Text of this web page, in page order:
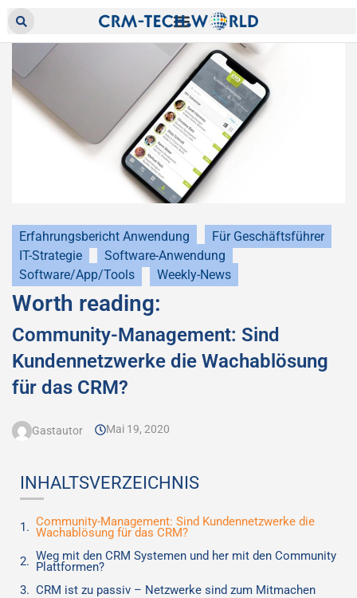
Erfahrungsbericht Anwendung
Für Geschäftsführer
IT-Strategie
Software-Anwendung
Software/App/Tools
Weekly-News
Worth reading:
Community-Management: Sind
Kundennetzwerke die Wachablösung
für das CRM?
Gastautor Mai 19, 2020
INHALTSVERZEICHNIS
Community-Management: Sind Kundennetzwerke die
Wachablösung für das CRM?
Weg mit den CRM Systemen und her mit den Community
Plattformen?
CRM ist zu passiv – Netzwerke sind zum Mitmachen